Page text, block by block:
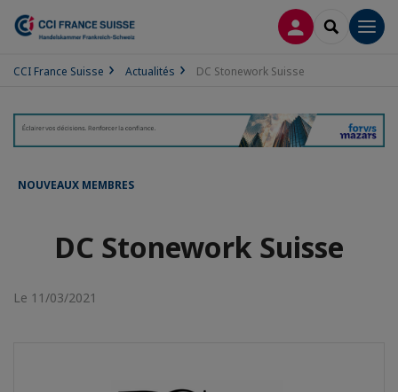
CONNEXION
CCI France Suisse Actualités DC Stonework Suisse
NOUVEAUX MEMBRES
DC Stonework Suisse
Le 11/03/2021